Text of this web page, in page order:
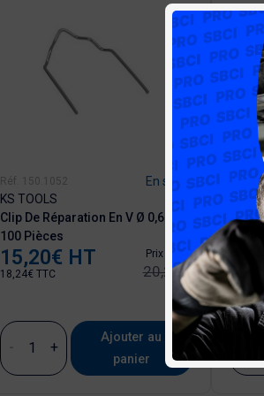
Réf. 150.1052
En stock
KS TOOLS
Clip De Réparation En V Ø 0,6 Mm,
100 Pièces
Prix
15,20€ HT
18,24€ TTC
Prix ​​initial
20,27 €
- +
Ajouter au
panier
Réf.
KS
Clip
100
20,40€